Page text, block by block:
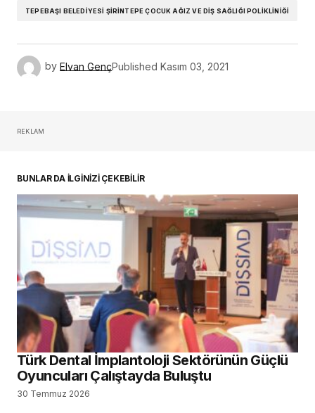
TEPEBAŞI BELEDIYESI ŞIRINTEPE ÇOCUK AĞIZ VE DIŞ SAĞLIĞI POLIKLINIĞI
by Elvan GençPublished Kasım 03, 2021
REKLAM
BUNLAR DA İLGİNİZİ ÇEKEBİLİR
Türk Dental İmplantoloji Sektörünün Güçlü
Oyuncuları Çalıştayda Buluştu
30 Temmuz 2026